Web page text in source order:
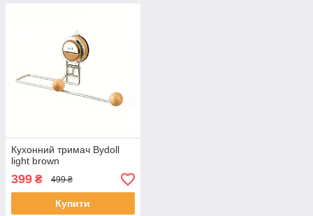
Кухонний тримач Bydoll
light brown
399 ₴ 499 ₴
Купити